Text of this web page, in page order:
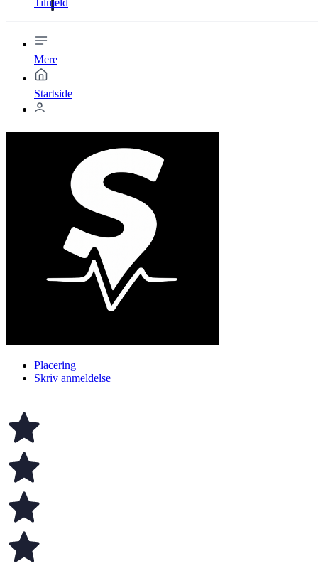
Tilmeld
Mere
Startside
Placering
Skriv anmeldelse